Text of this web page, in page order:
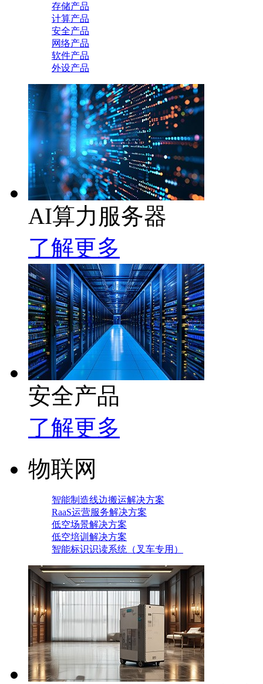
存储产品
计算产品
安全产品
网络产品
软件产品
外设产品
AI算力服务器
了解更多
安全产品
了解更多
物联网
智能制造线边搬运解决方案
RaaS运营服务解决方案
低空场景解决方案
低空培训解决方案
智能标识识读系统（叉车专用）